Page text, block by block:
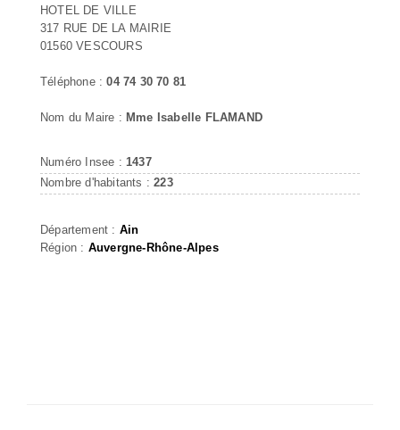
HOTEL DE VILLE
317 RUE DE LA MAIRIE
01560 VESCOURS
Téléphone :04 74 30 70 81
Nom du Maire : Mme Isabelle FLAMAND
Numéro Insee : 1437
Nombre d'habitants :223
Département : Ain
Région : Auvergne-Rhône-Alpes